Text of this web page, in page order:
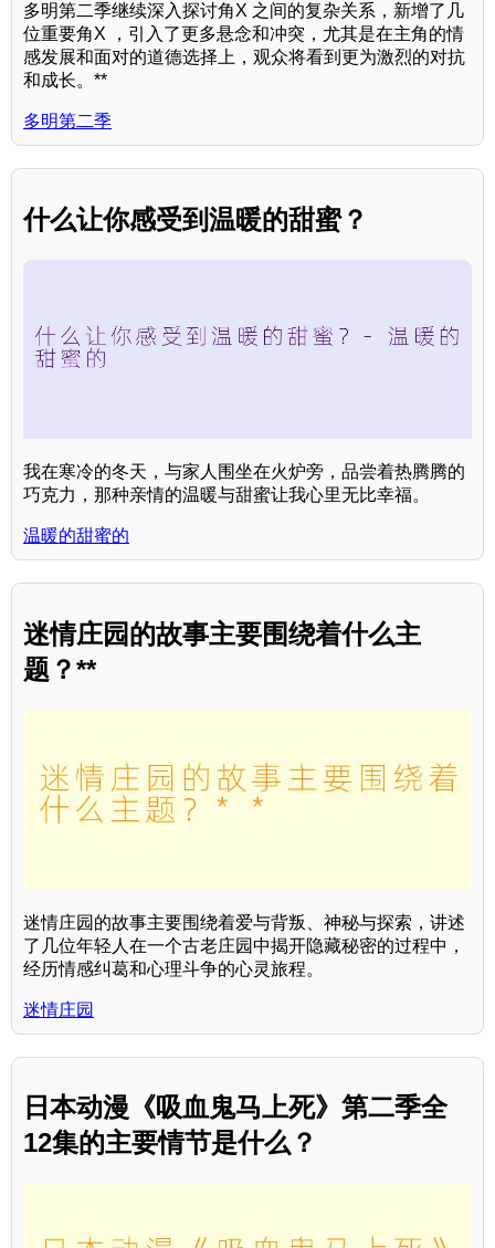
多明第二季继续深入探讨角X 之间的复杂关系，新增了几
位重要角X ，引入了更多悬念和冲突，尤其是在主角的情
感发展和面对的道德选择上，观众将看到更为激烈的对抗
和成长。**
多明第二季
什么让你感受到温暖的甜蜜？
我在寒冷的冬天，与家人围坐在火炉旁，品尝着热腾腾的
巧克力，那种亲情的温暖与甜蜜让我心里无比幸福。
温暖的甜蜜的
迷情庄园的故事主要围绕着什么主
题？**
迷情庄园的故事主要围绕着爱与背叛、神秘与探索，讲述
了几位年轻人在一个古老庄园中揭开隐藏秘密的过程中，
经历情感纠葛和心理斗争的心灵旅程。
迷情庄园
日本动漫《吸血鬼马上死》第二季全
12集的主要情节是什么？